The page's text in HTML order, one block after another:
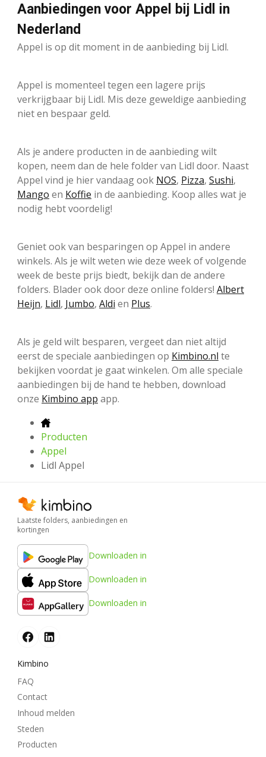
Aanbiedingen voor Appel bij Lidl in
Nederland
Appel is op dit moment in de aanbieding bij Lidl.
Appel is momenteel tegen een lagere prijs
verkrijgbaar bij Lidl. Mis deze geweldige aanbieding
niet en bespaar geld.
Als je andere producten in de aanbieding wilt
kopen, neem dan de hele folder van Lidl door. Naast
Appel vind je hier vandaag ook NOS, Pizza, Sushi,
Mango en Koffie in de aanbieding. Koop alles wat je
nodig hebt voordelig!
Geniet ook van besparingen op Appel in andere
winkels. Als je wilt weten wie deze week of volgende
week de beste prijs biedt, bekijk dan de andere
folders. Blader ook door deze online folders! Albert
Heijn, Lidl, Jumbo, Aldi en Plus.
Als je geld wilt besparen, vergeet dan niet altijd
eerst de speciale aanbiedingen op Kimbino.nl te
bekijken voordat je gaat winkelen. Om alle speciale
aanbiedingen bij de hand te hebben, download
onze Kimbino app app.
Producten
Appel
Lidl Appel
Laatste folders, aanbiedingen en
kortingen
Downloaden in
Downloaden in
Downloaden in
Kimbino
FAQ
Contact
Inhoud melden
Steden
Producten